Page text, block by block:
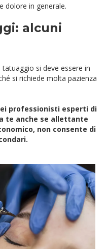
dolore in generale.
alcuni
si deve essere in
si richiede molta pazienza
professionisti esperti di
te anche se allettante
non consente di